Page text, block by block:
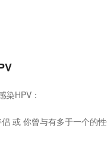
染HPV：
或 你曾与有多于一个的